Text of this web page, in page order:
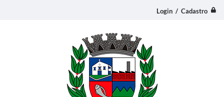
Login / Cadastro